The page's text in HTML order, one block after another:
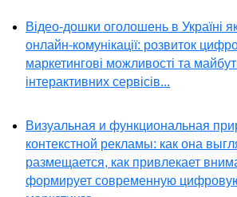
Відео-дошки оголошень в Україні
онлайн-комунікації: розвиток
маркетингові можливості та
інтерактивних сервісів...
Визуальная и функциональная
контекстной рекламы: как она
размещается, как привлекает
формирует современную